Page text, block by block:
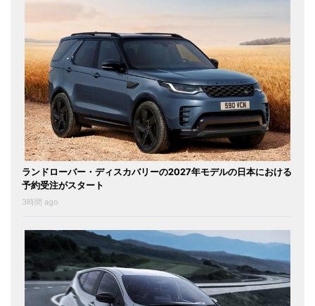
ランドローバー・ディスカバリーの2027年モデルの日本における
予約受注がスタート
3時間 ago